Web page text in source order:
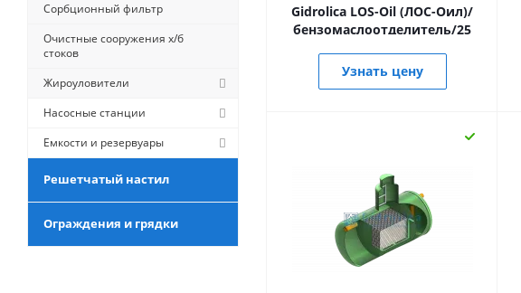
Gidrolica LOS-Oil (ЛОС-Оил)/
бензомаслоотделитель/25
Узнать цену
Сорбционный фильтр
Очистные сооружения х/б
стоков
Жироуловители
Насосные станции
Емкости и резервуары
Решетчатый настил
Ограждения и грядки